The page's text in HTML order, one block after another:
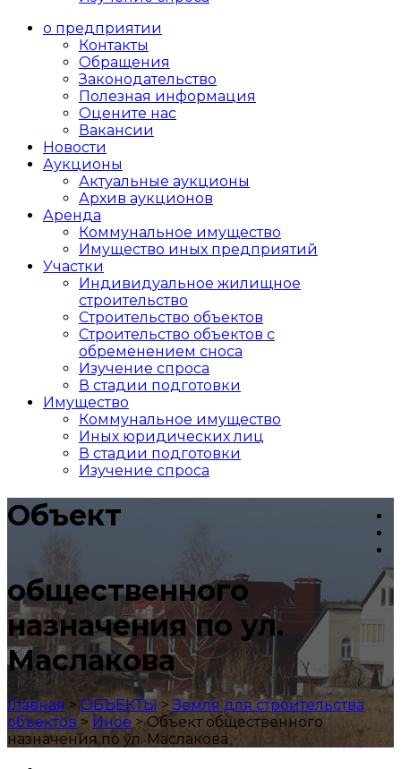
о предприятии
Контакты
Обращения
Законодательство
Полезная информация
Оцените нас
Вакансии
Новости
Аукционы
Актуальные аукционы
Архив аукционов
Аренда
Коммунальное имущество
Имущество иных предприятий
Участки
Индивидуальное жилищное
строительство
Строительство объектов
Cтроительство объектов с
обременением сноса
Изучение спроса
В стадии подготовки
Имущество
Коммунальное имущество
Иных юридических лиц
В стадии подготовки
Изучение спроса
Объект
общественного
назначения по ул.
Маслакова
Главная > ОБЪЕКТЫ >Земля для строительства
объектов > Иное >Объект общественного
назначения по ул. Маслакова